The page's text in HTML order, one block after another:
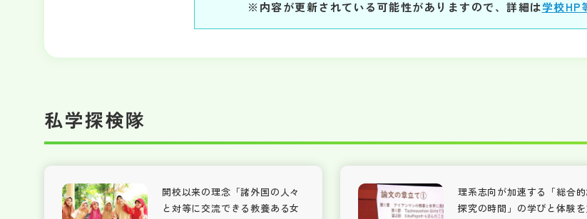
※内容が更新されている可能性がありますので、詳細は学校HP
私学探検隊
開校以来の理念「諸外国の人々
と対等に交流できる教養ある女
理系志向が加速する「総合的
探究の時間」の学びと体験